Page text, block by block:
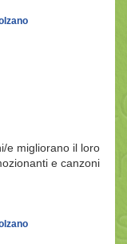
e migliorano il loro
e canzoni